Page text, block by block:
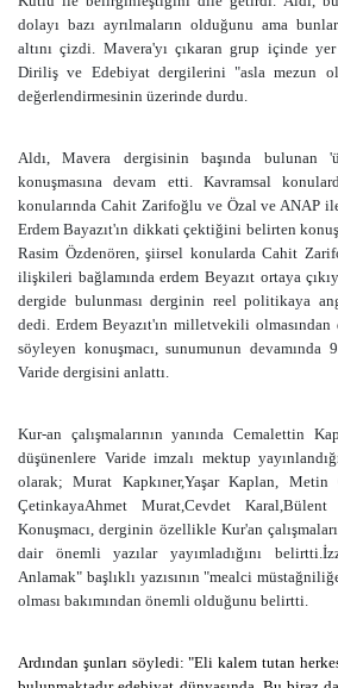
dolayı bazı ayrılmaların olduğunu ama
altını çizdi. Mavera'yı çıkaran grup içinde
Diriliş ve Edebiyat dergilerini "asla mezun
değerlendirmesinin üzerinde durdu.
Aldı, Mavera dergisinin başında bulunan
konuşmasına devam etti. Kavramsal
konularında Cahit Zarifoğlu ve Özal ve ANAP
Erdem Bayazıt'ın dikkati çektiğini belirten
Rasim Özdenören, şiirsel konularda Cahit
ilişkileri bağlamında erdem Beyazıt ortaya
dergide bulunması derginin reel politikaya
dedi. Erdem Beyazıt'ın milletvekili olmasından
söyleyen konuşmacı, sunumunun devamında
Varide dergisini anlattı.
Kur-an çalışmalarının yanında Cemalettin
düşünenlere Varide imzalı mektup
olarak; Murat Kapkıner,Yaşar Kaplan,
ÇetinkayaAhmet Murat,Cevdet Karal,Bülent
Konuşmacı, derginin özellikle Kur'an
dair önemli yazılar yayımladığını
Anlamak" başlıklı yazısının "mealci
olması bakımından önemli olduğunu belirtti.
Ardından şunları söyledi: "Eli kalem tutan